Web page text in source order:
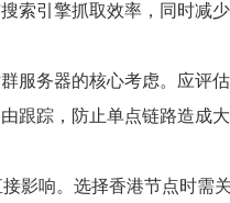
索引擎抓取效率，同时减
服务器的核心考虑。应评
跟踪，防止单点链路造成
影响。选择香港节点时需